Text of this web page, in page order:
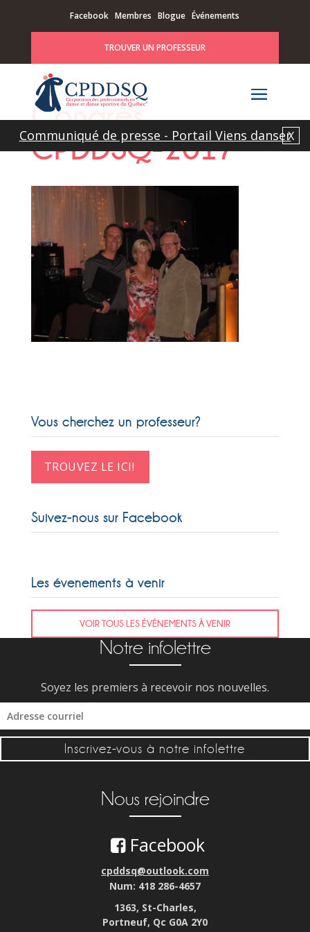
Facebook Membres Blogue Événements
TROUVER UN PROFESSEUR
Communiqué de presse - Portail Viens danserX
Congrès
CPDDSQ-2017
Vous cherchez un professeur?
TROUVEZ LE ICI!
Suivez-nous sur Facebook
Les évenements à venir
VOIR TOUS LES ÉVÉNEMENTS À VENIR
Notre infolettre
Soyez les premiers à recevoir nos nouvelles.
Inscrivez-vous à notre infolettre
Nous rejoindre
Facebook
cpddsq@outlook.com
Num: 418 286-4657
1363, St-Charles,
Portneuf, Qc G0A 2Y0